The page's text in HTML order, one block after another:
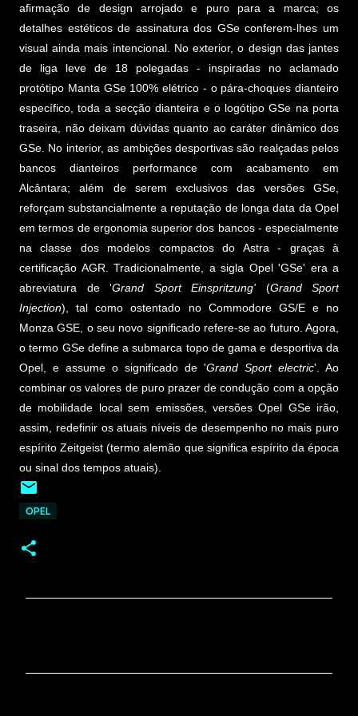
afirmação de design arrojado e puro para a marca; os
detalhes estéticos de assinatura dos GSe conferem-lhes um
visual ainda mais intencional. No exterior, o design das jantes
de liga leve de 18 polegadas - inspiradas no aclamado
protótipo Manta GSe 100% elétrico - o pára-choques dianteiro
específico, toda a secção dianteira e o logótipo GSe na porta
traseira, não deixam dúvidas quanto ao caráter dinâmico dos
GSe. No interior, as ambições desportivas são realçadas pelos
bancos dianteiros performance com acabamento em
Alcântara; além de serem exclusivos das versões GSe,
reforçam substancialmente a reputação de longa data da Opel
em termos de ergonomia superior dos bancos - especialmente
na classe dos modelos compactos do Astra - graças à
certificação AGR. Tradicionalmente, a sigla Opel 'GSe' era a
abreviatura de 'Grand Sport Einspritzung' (Grand Sport
Injection), tal como ostentado no Commodore GS/E e no
Monza GSE, o seu novo significado refere-se ao futuro. Agora,
o termo GSe define a submarca topo de gama e desportiva da
Opel, e assume o significado de 'Grand Sport electric'. Ao
combinar os valores de puro prazer de condução com a opção
de mobilidade local sem emissões, versões Opel GSe irão,
assim, redefinir os atuais níveis de desempenho no mais puro
espírito Zeitgeist (termo alemão que significa espírito da época
ou sinal dos tempos atuais).
OPEL